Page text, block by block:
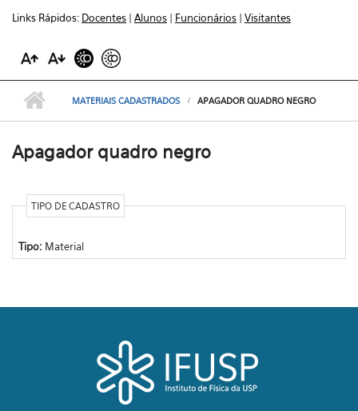
Links Rápidos: Docentes | Alunos | Funcionários | Visitantes
MATERIAIS CADASTRADOS APAGADOR QUADRO NEGRO
Apagador quadro negro
TIPO DE CADASTRO
Tipo: Material